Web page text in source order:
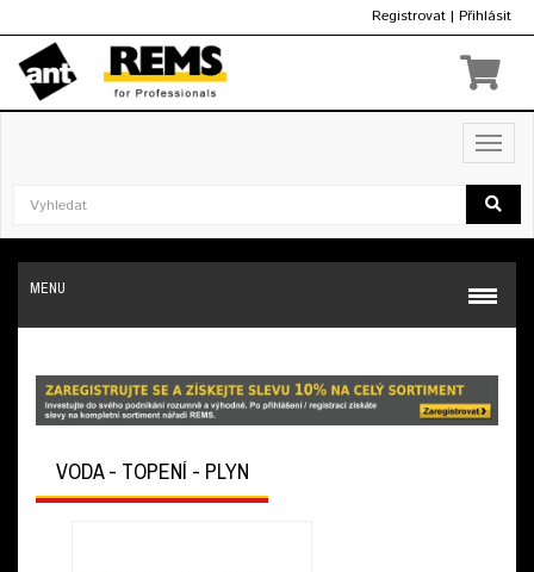
Registrovat | Přihlásit
MENU
VODA - TOPENÍ - PLYN